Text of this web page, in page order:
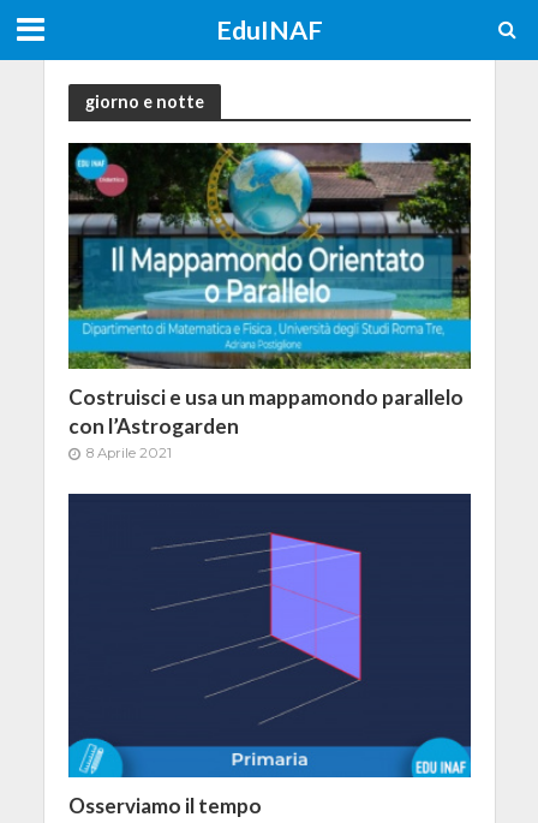
EduINAF
giorno e notte
Costruisci e usa un mappamondo parallelo
con l’Astrogarden
8 Aprile 2021
Osserviamo il tempo